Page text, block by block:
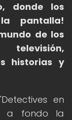
donde los
pantalla!
de los
historias y
en
a fondo la